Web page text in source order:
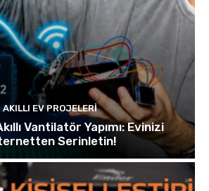
AKILLI EV PROJELERI
Vantilatör Yapımı: Evinizi
Serinletin!